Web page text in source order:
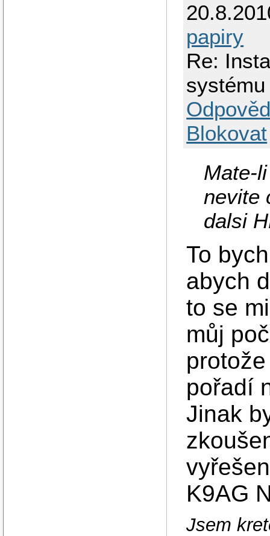
papiry
Re:
systému
Blokovat
Mate-
nevite
dalsi
To
abych
to se
můj
pořadí
Jinak
K9AG
Jsem